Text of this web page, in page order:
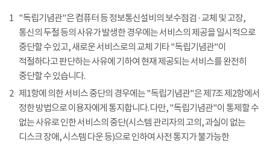
1 "독립기념관"은 컴퓨터 등 정보통신설비의 보수점검 · 교체 및 고장,
통신의 두절 등의 사유가 발생한 경우에는 서비스의 제공을 일시적으로
중단할 수 있고, 새로운 서비스로의 교체 기타 "독립기념관"이
적절하다고 판단하는 사유에 기하여 현재 제공되는 서비스를 완전히
중단할 수 있습니다.
2 제1항에 의한 서비스 중단의 경우에는 "독립기념관"은 제7조 제2항에서
정한 방법으로 이용자에게 통지합니다. 다만, "독립기념관"이 통제할 수
없는 사유로 인한 서비스의 중단(시스템 관리자의 고의, 과실이 없는
디스크 장애, 시스템 다운 등)으로 인하여 사전 통지가 불가능한